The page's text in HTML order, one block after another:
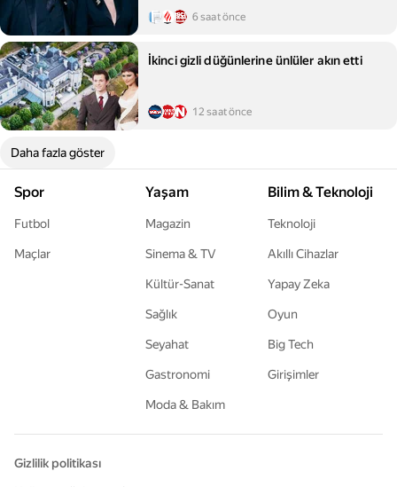
6 saat önce
İkinci gizli düğünlerine ünlüler akın etti
12 saat önce
Daha fazla göster
Spor
Futbol
Maçlar
Yaşam
Magazin
Sinema & TV
Kültür-Sanat
Sağlık
Seyahat
Gastronomi
Moda & Bakım
Bilim & Teknoloji
Teknoloji
Akıllı Cihazlar
Yapay Zeka
Oyun
Big Tech
Girişimler
Gizlilik politikası